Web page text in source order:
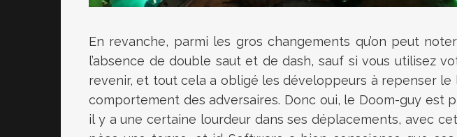
En revanche, parmi les gros changements qu’on peut
l’absence de double saut et de dash, sauf si vous utilisez
revenir, et tout cela a obligé les développeurs à repenser le
comportement des adversaires. Donc oui, le Doom-guy est
il y a une certaine lourdeur dans ses déplacements, avec